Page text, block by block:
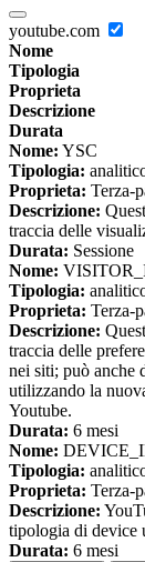
youtube.com
Nome
Tipologia
Proprieta
Descrizione
Durata
Nome: YSC
Tipologia:
Proprieta: Terza-
Descrizione:
traccia delle
Durata: Sessione
Nome:
Tipologia:
Proprieta: Terza-
Descrizione:
traccia delle
nei siti; può anche
utilizzando la
Youtube.
Durata: 6 mesi
Nome:
Tipologia:
Proprieta: Terza-
Descrizione:
tipologia di device
Durata: 6 mesi